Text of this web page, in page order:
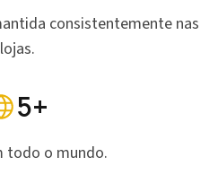
consistentemente nas
lojas.
5+
todo o mundo.